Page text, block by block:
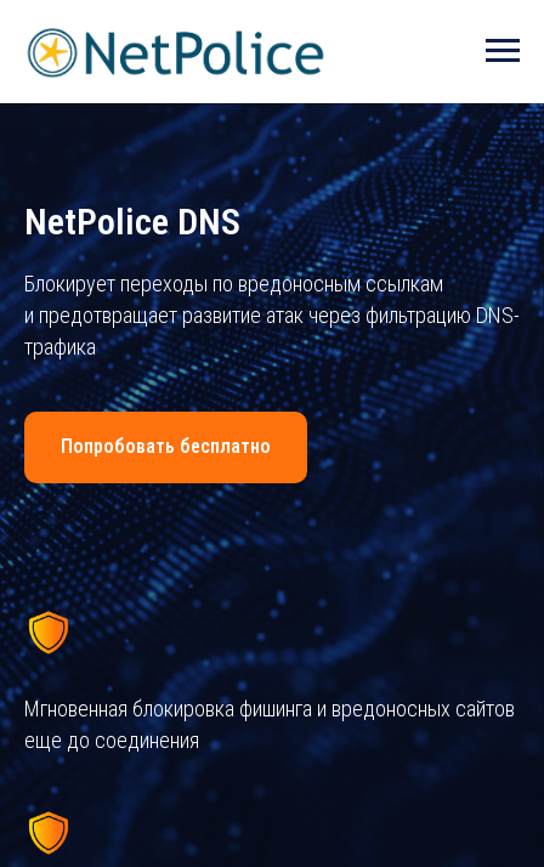
NetPolice DNS
Блокирует переходы по вредоносным ссылкам
и предотвращает развитие атак через фильтрацию DNS-
трафика
Попробовать бесплатно
Мгновенная блокировка фишинга и вредоносных сайтов
еще до соединения